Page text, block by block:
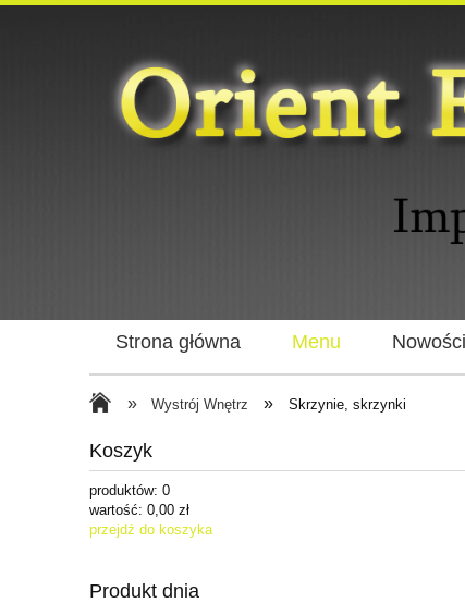
Strona główna Menu Nowości
» Wystrój Wnętrz » Skrzynie, skrzynki
Koszyk
produktów: 0
wartość: 0,00 zł
przejdź do koszyka
Produkt dnia